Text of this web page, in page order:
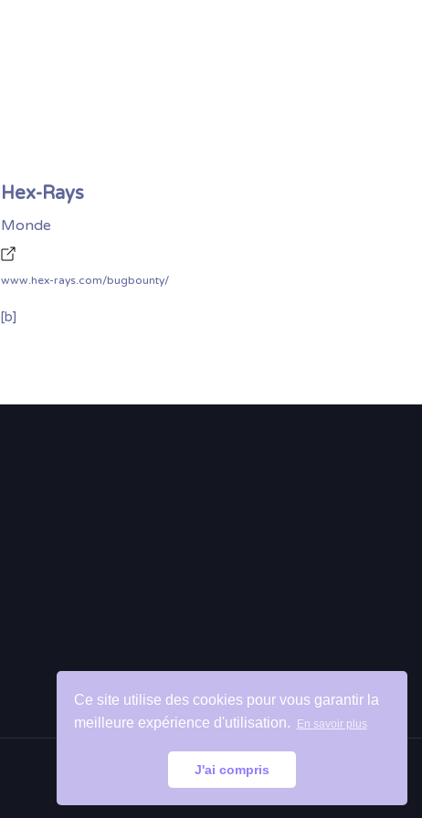
Ce site utilise des cookies pour vous garantir la
meilleure expérience d'utilisation.
En savoir plus
J'ai compris
Hex-Rays
Monde
www.hex-rays.com/bugbounty/
[b]
en